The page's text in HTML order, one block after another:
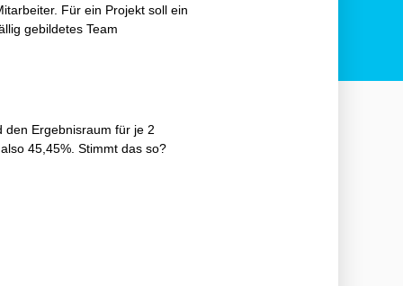
Für ein Projekt soll ein
gebildetes Team
den Ergebnisraum für je 2
45,45%. Stimmt das so?